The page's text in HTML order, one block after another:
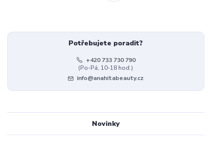
Potřebujete poradit?
+420 733 730 790
(Po-Pá, 10-18 hod.)
info@anahitabeauty.cz
Novinky